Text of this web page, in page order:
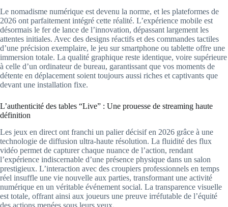
Le nomadisme numérique est devenu la norme, et les plateformes de
2026 ont parfaitement intégré cette réalité. L’expérience mobile est
désormais le fer de lance de l’innovation, dépassant largement les
attentes initiales. Avec des designs réactifs et des commandes tactiles
d’une précision exemplaire, le jeu sur smartphone ou tablette offre une
immersion totale. La qualité graphique reste identique, voire supérieure
à celle d’un ordinateur de bureau, garantissant que vos moments de
détente en déplacement soient toujours aussi riches et captivants que
devant une installation fixe.
L’authenticité des tables “Live” : Une prouesse de streaming haute
définition
Les jeux en direct ont franchi un palier décisif en 2026 grâce à une
technologie de diffusion ultra-haute résolution. La fluidité des flux
vidéo permet de capturer chaque nuance de l’action, rendant
l’expérience indiscernable d’une présence physique dans un salon
prestigieux. L’interaction avec des croupiers professionnels en temps
réel insuffle une vie nouvelle aux parties, transformant une activité
numérique en un véritable événement social. La transparence visuelle
est totale, offrant ainsi aux joueurs une preuve irréfutable de l’équité